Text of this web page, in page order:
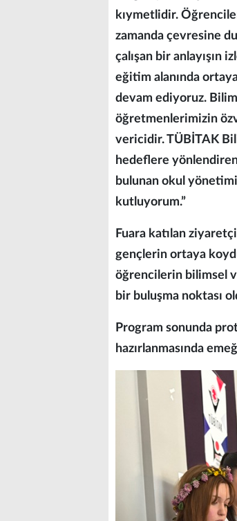
kıymetlidir.
zamanda çevresine
çalışan bir
eğitim alanında
devam ediyoruz.
öğretmenlerimizin
vericidir. TÜBİTAK
hedeflere
bulunan okul
kutluyorum.”
Fuara katılan
gençlerin ortaya
öğrencilerin bilimsel
bir buluşma noktası
Program sonunda
hazırlanmasında